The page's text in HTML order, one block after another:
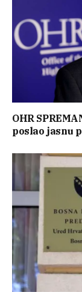
OHR
poslao jasnu